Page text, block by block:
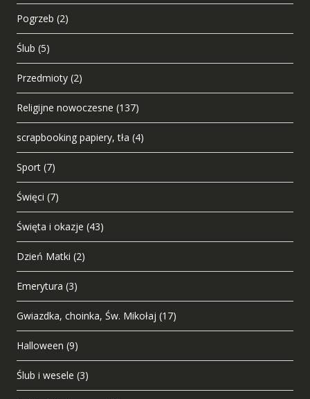
Pogrzeb (2)
Ślub (5)
Przedmioty (2)
Religijne nowoczesne (137)
scrapbooking papiery, tła (4)
Sport (7)
Święci (7)
Święta i okazje (43)
Dzień Matki (2)
Emerytura (3)
Gwiazdka, choinka, Św. Mikołaj (17)
Halloween (9)
Ślub i wesele (3)